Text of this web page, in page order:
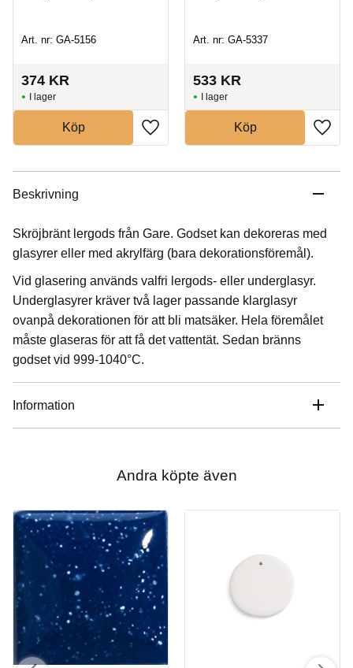
Art. nr: GA-5156
374 KR
I lager
Köp
Art. nr: GA-5337
533 KR
I lager
Köp
Beskrivning
Skröjbränt lergods från Gare. Godset kan dekoreras med
glasyrer eller med akrylfärg (bara dekorationsföremål).
Vid glasering används valfri lergods- eller underglasyr.
Underglasyrer kräver två lager passande klarglasyr
ovanpå dekorationen för att bli matsäker. Hela föremålet
måste glaseras för att få det vattentät. Sedan bränns
godset vid 999-1040°C.
Information
Andra köpte även